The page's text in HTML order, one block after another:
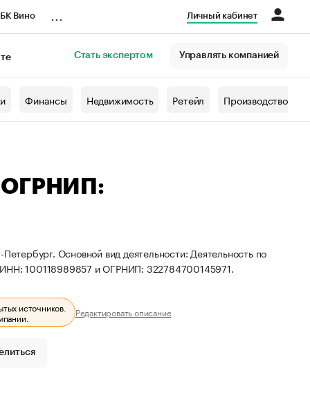
Вино Личный кабинет
Стать экспертом Управлять компанией
Финансы Недвижимость Ретейл Производство
ОГРНИП:
Основной вид деятельности: Деятельность по
ИНН: 100118989857 и ОГРНИП: 322784700145971.
источников.
Редактировать описание